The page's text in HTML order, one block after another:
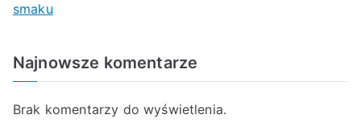
smaku
Najnowsze komentarze
Brak komentarzy do wyświetlenia.